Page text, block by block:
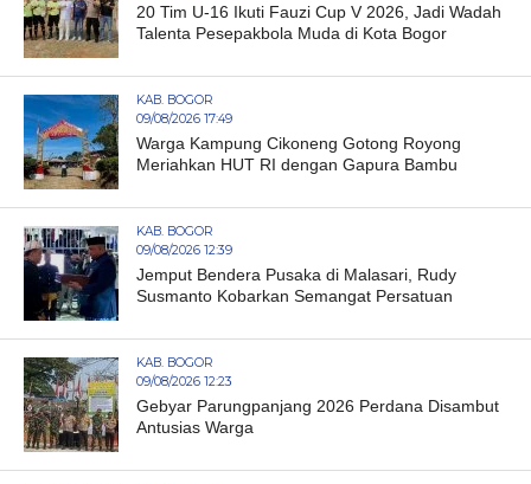
20 Tim U-16 Ikuti Fauzi Cup V 2026, Jadi Wadah
Talenta Pesepakbola Muda di Kota Bogor
KAB. BOGOR
09/08/2026 17:49
Warga Kampung Cikoneng Gotong Royong
Meriahkan HUT RI dengan Gapura Bambu
KAB. BOGOR
09/08/2026 12:39
Jemput Bendera Pusaka di Malasari, Rudy
Susmanto Kobarkan Semangat Persatuan
KAB. BOGOR
09/08/2026 12:23
Gebyar Parungpanjang 2026 Perdana Disambut
Antusias Warga